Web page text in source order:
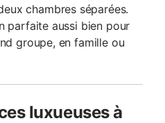
chambres séparées.
parfaite aussi bien pour
groupe, en famille ou
luxueuses à